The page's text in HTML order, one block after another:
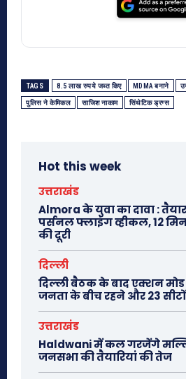
TAGS 8.5 लाख रुपये जब्त किए MDMA बनाने
पुलिस ने केमिकल साजिश नाकाम सिंथेटिक ड्रग्स
Hot this week
उत्तराखंड
Almora के युवा का दावा :
पर्सनल फ्लाइंग व्हीकल, 12
की दूरी
दिल्ली
दिल्ली बैठक के बाद एक्शन
जनता के बीच रहने और 23
उत्तराखंड
Haldwani में कल गरजेंगे
जनसभा की तैयारियां की तेज